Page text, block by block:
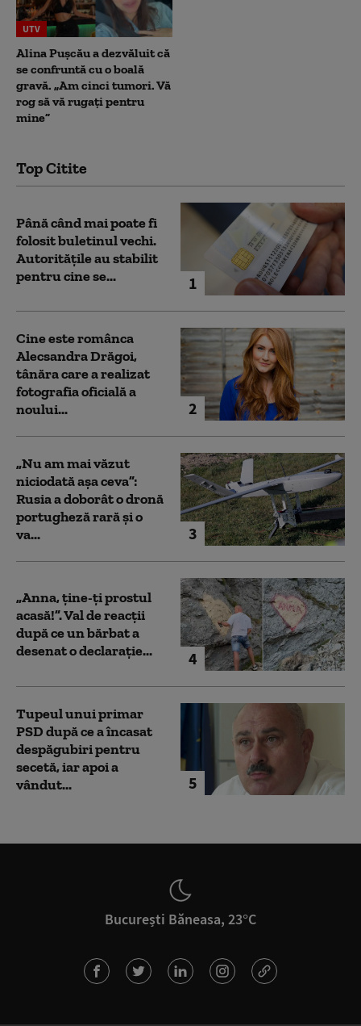
UTV
Alina Pușcău a dezvăluit că
se confruntă cu o boală
gravă. „Am cinci tumori. Vă
rog să vă rugați pentru
mine”
Top Citite
1
Până când mai poate fi
folosit buletinul vechi.
Autoritățile au stabilit
pentru cine se...
2
Cine este românca
Alecsandra Drăgoi,
tânăra care a realizat
fotografia oficială a
noului...
3
„Nu am mai văzut
niciodată așa ceva”:
Rusia a doborât o dronă
portugheză rară și o
va...
4
„Anna, ţine-ţi prostul
acasă!”. Val de reacții
după ce un bărbat a
desenat o declarație...
5
Tupeul unui primar
PSD după ce a încasat
despăgubiri pentru
secetă, iar apoi a
vândut...
București Băneasa, 23°C